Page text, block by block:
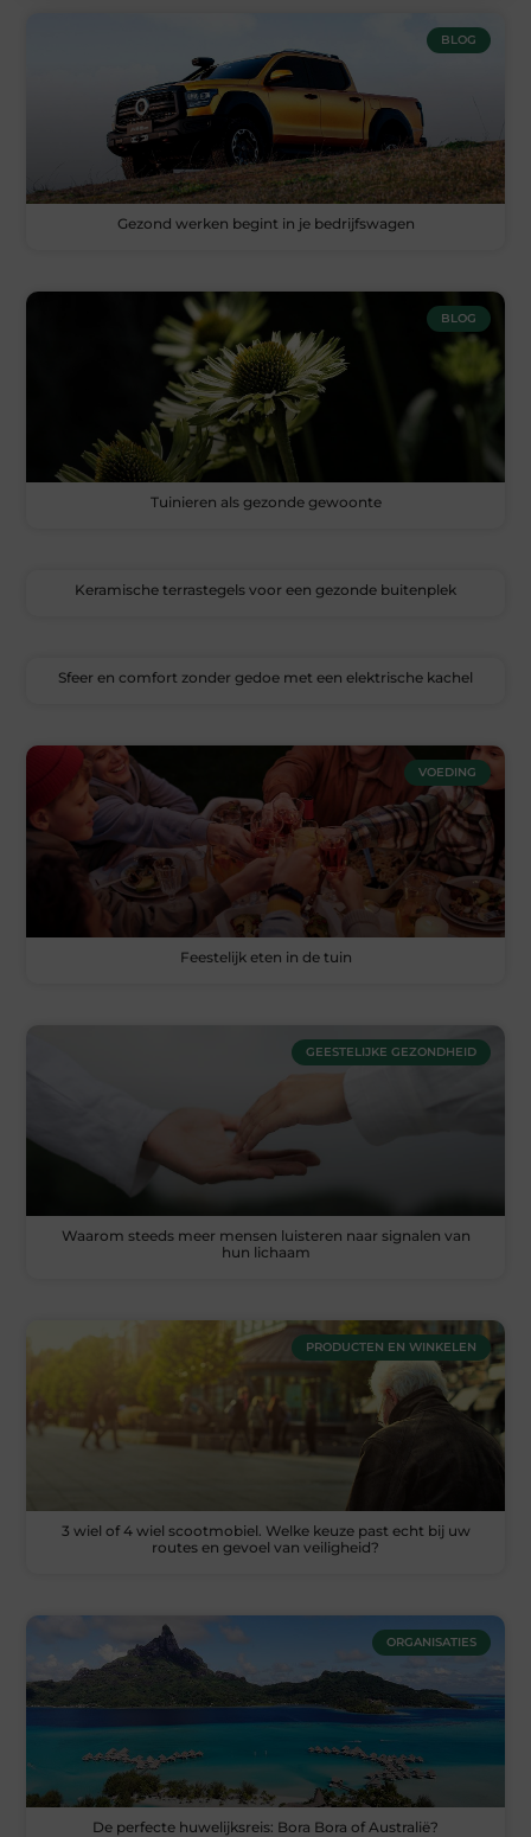
BLOG
Gezond werken begint in je bedrijfswagen
BLOG
Tuinieren als gezonde gewoonte
Keramische terrastegels voor een gezonde buitenplek
Sfeer en comfort zonder gedoe met een elektrische kachel
VOEDING
Feestelijk eten in de tuin
GEESTELIJKE GEZONDHEID
Waarom steeds meer mensen luisteren naar signalen van
hun lichaam
PRODUCTEN EN WINKELEN
3 wiel of 4 wiel scootmobiel. Welke keuze past echt bij uw
routes en gevoel van veiligheid?
ORGANISATIES
De perfecte huwelijksreis: Bora Bora of Australië?